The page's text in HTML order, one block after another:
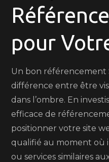
pour
Un bon référencement
différence entre être
dans l’ombre. En
efficace de
positionner votre site
qualifié au moment où
ou services similaires